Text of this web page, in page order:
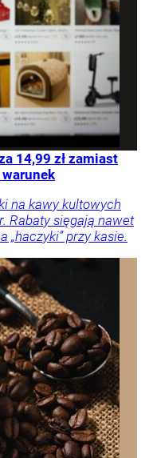
14,99 zł zamiast
warunek
na kawy kultowych
Rabaty sięgają nawet
„haczyki” przy kasie.